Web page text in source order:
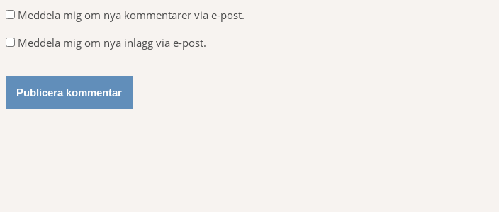
g Meddela mig om nya kommentarer via e-post.
Meddela mig om nya inlägg via e-post.